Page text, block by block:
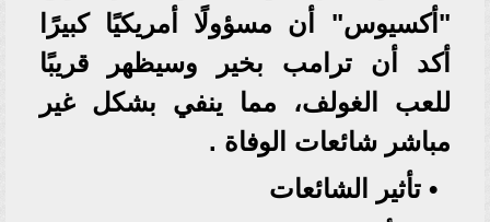
"أكسيوس" أن مسؤولًا أمريكيًا كبيرًا
أكد أن ترامب بخير وسيظهر قريبًا
للعب الغولف، مما ينفي بشكل غير
مباشر شائعات الوفاة .
• تأثير الشائعات